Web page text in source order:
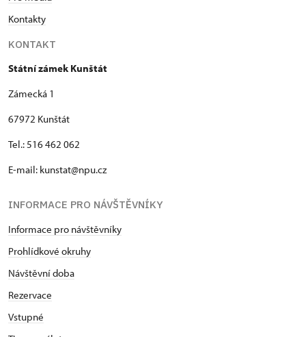
Kontakty
KONTAKT
Státní zámek Kunštát
Zámecká 1
67972 Kunštát
Tel.: 516 462 062
E-mail: kunstat@npu.cz
INFORMACE PRO NÁVŠTĚVNÍKY
Informace pro návštěvníky
Prohlídkové okruhy
Návštěvní doba
Rezervace
Vstupné